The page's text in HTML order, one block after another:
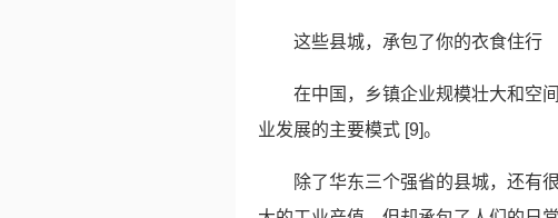
这些县城，承包了你的衣食住行
在中国，乡镇企业规模壮大和空
业发展的主要模式 [9]。
除了华东三个强省的县城，还有